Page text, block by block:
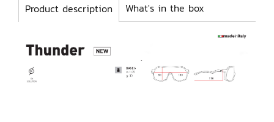
Product description What's in the box